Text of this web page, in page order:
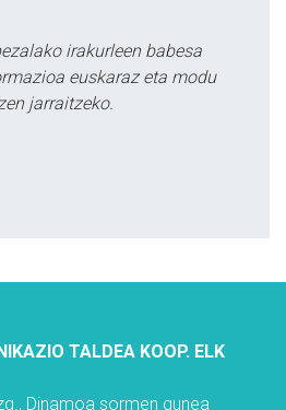
irakurleen babesa
euskaraz eta modu
jarraitzeko.
TALDEA KOOP. ELK
Dinamoa sormen gunea